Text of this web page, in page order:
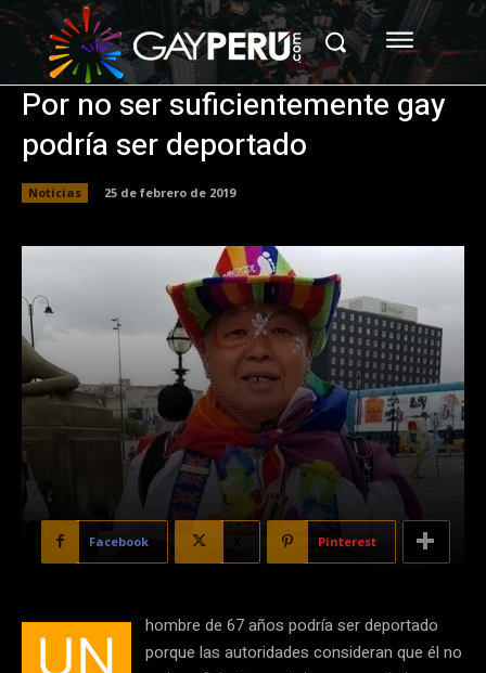
Por no ser suficientemente gay
podría ser deportado
Noticias 25 de febrero de 2019
Facebook Pinterest
UN
hombre de 67 años podría ser deportado
porque las autoridades consideran que él no